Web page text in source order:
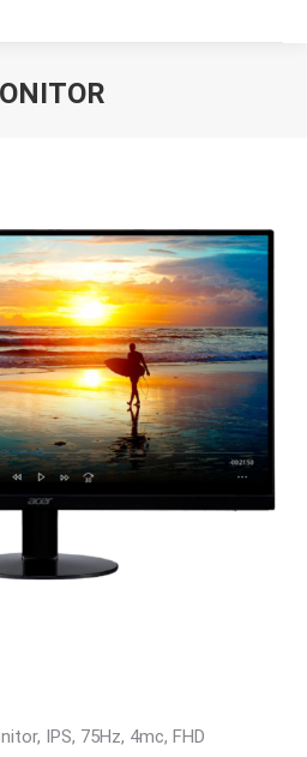
IPS, 75Hz, 4mc, FHD